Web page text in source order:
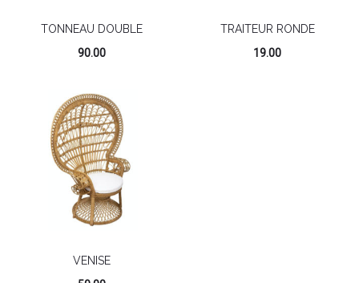
TONNEAU DOUBLE
90.00
TRAITEUR RONDE
19.00
VENISE